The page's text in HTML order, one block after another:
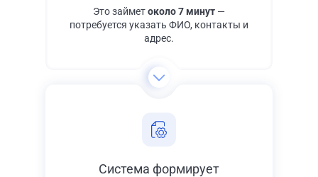
Это займетоколо 7 минут —
потребуется указать ФИО, контакты и
адрес.
Система формирует